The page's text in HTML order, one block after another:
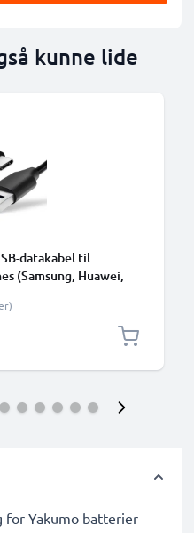
kunne lide
datakabel til
(Samsung, Huawei,
- 1,0m 3A-
C-stik
for Yakumo batterier